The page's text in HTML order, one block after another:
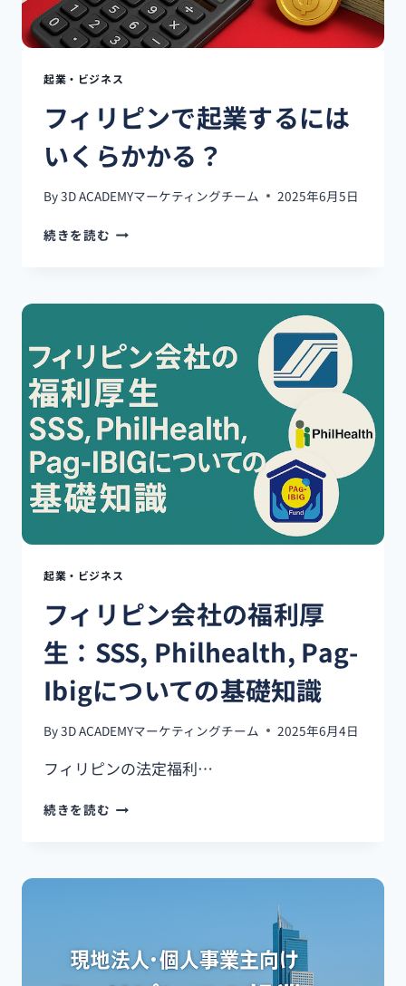
業
の
敗
選
起業・ビジネス
フィリピンで起業するには
いくらかかる？
By3D ACADEMYマーケティングチーム 2025年6月5日
続きを読む
ン
起
業
す
る
に
は
い
く
ら
か
起業・ビジネス
フィリピン会社の福利厚
生：SSS, Philhealth, Pag-
Ibigについての基礎知識
By3D ACADEMYマーケティングチーム 2025年6月4日
フィリピンの法定福利…
続きを読む
ン
福
利